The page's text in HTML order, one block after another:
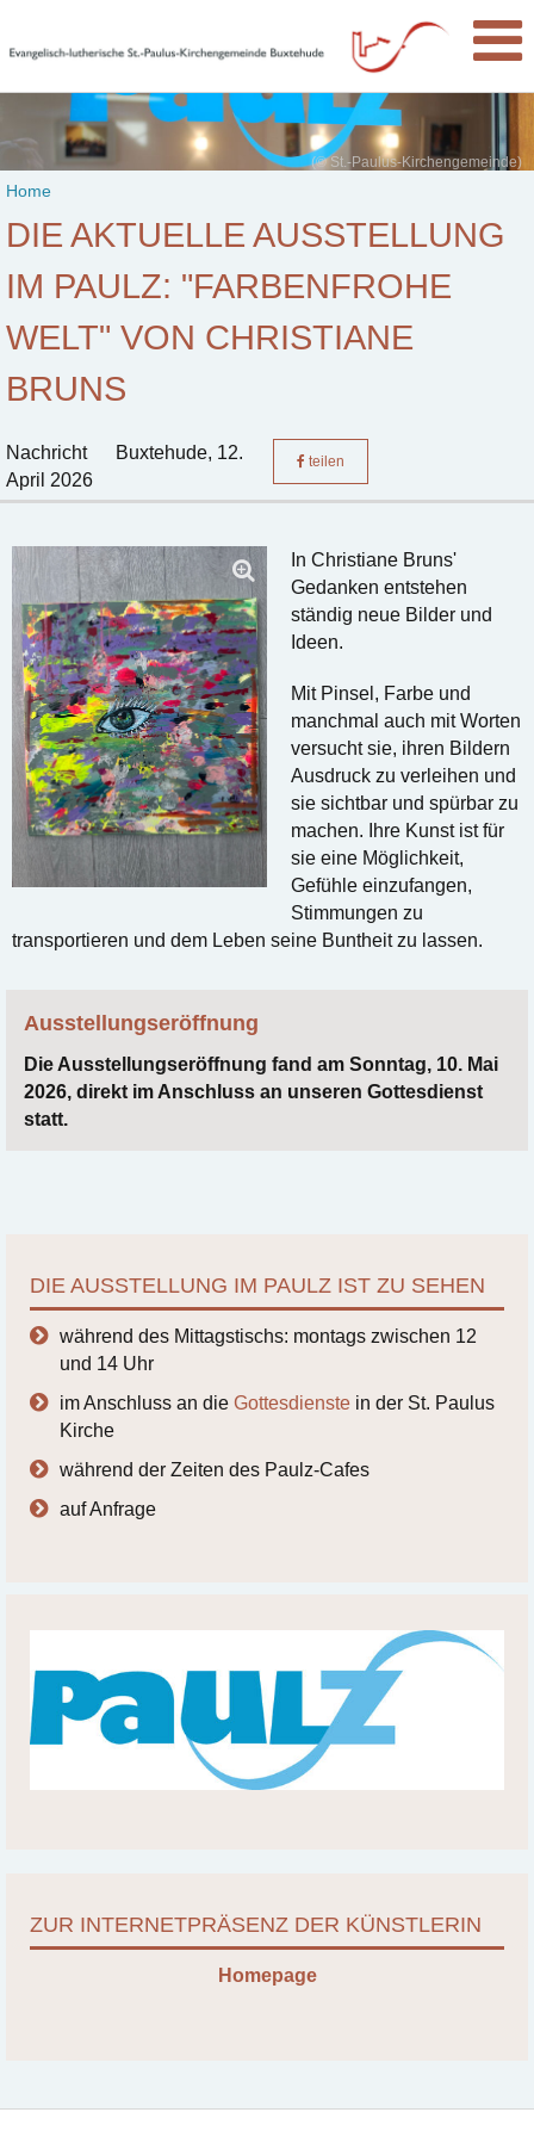
(© St.-Paulus-Kirchengemeinde)
Home
DIE AKTUELLE AUSSTELLUNG
IM PAULZ: "FARBENFROHE
WELT" VON CHRISTIANE
BRUNS
Nachricht Buxtehude, 12.
April 2026
teilen
In Christiane Bruns'
Gedanken entstehen
ständig neue Bilder und
Ideen.
Mit Pinsel, Farbe und
manchmal auch mit Worten
versucht sie, ihren Bildern
Ausdruck zu verleihen und
sie sichtbar und spürbar zu
machen. Ihre Kunst ist für
sie eine Möglichkeit,
Gefühle einzufangen,
Stimmungen zu
transportieren und dem Leben seine Buntheit zu lassen.
Ausstellungseröffnung
Die Ausstellungseröffnung fand am Sonntag, 10. Mai
2026, direkt im Anschluss an unseren Gottesdienst
statt.
DIE AUSSTELLUNG IM PAULZ IST ZU SEHEN
während des Mittagstischs: montags zwischen 12
und 14 Uhr
im Anschluss an die Gottesdienste in der St. Paulus
Kirche
während der Zeiten des Paulz-Cafes
auf Anfrage
ZUR INTERNETPRÄSENZ DER KÜNSTLERIN
Homepage